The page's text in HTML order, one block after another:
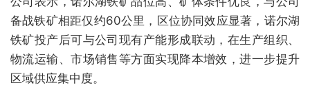
备战铁矿相距仅约60公里，区位协同效应显著，诺尔湖
铁矿投产后可与公司现有产能形成联动，在生产组织、
物流运输、市场销售等方面实现降本增效，进一步提升
区域供应集中度。